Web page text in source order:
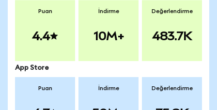
Puan
4.4
İndirme
10M+
Değerlendirme
483.7K
App Store
Puan İndirme Değerlendirme